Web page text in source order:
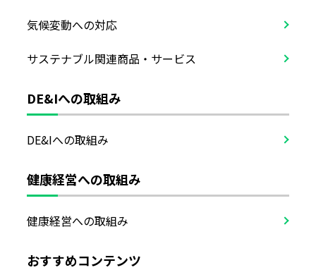
気候変動への対応
サステナブル関連商品・サービス
DE&Iへの取組み
DE&Iへの取組み
健康経営への取組み
健康経営への取組み
おすすめコンテンツ